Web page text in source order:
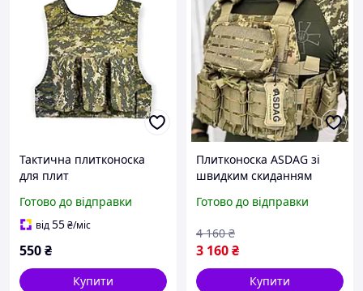
Тактична плитконоска
для плит
Готово до відправки
від55₴/міс
550₴
Купити
Плитконоска ASDAG зі
швидким скиданням
тактичний кріплення
30см WEST
Готово до відправки
3 160₴
4 160 ₴
Купити